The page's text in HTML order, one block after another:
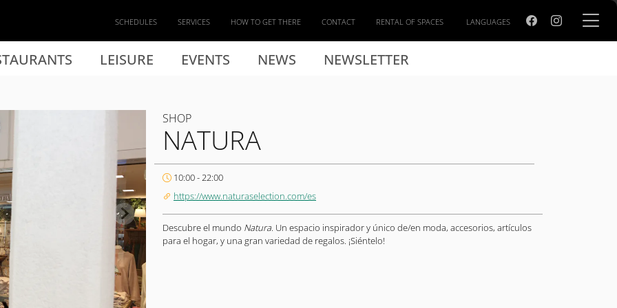
LEISURE EVENTS NEWS NEWSLETTER
SCHEDULES SERVICES HOW TO GET THERE CONTACT RENTAL OF SPACES LANGUAGES
SHOP
NATURA
10:00 - 22:00
https://www.naturaselection.com/es
Descubre el mundo Natura. Un espacio inspirador y único de/en moda, accesorios, artículos
para el hogar, y una gran variedad de regalos. ¡Siéntelo!